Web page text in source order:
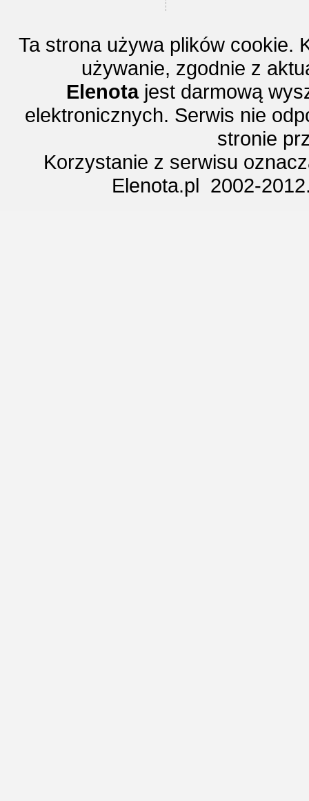
Ta strona używa plików cookie.
używanie, zgodnie z
Elenotajest darmową
elektronicznych. Serwis nie
stronie
Korzystanie z serwisu
Elenota.pl 2002-